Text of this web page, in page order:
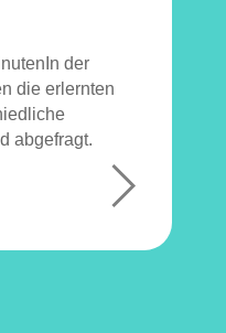
der
die erlernten
abgefragt.